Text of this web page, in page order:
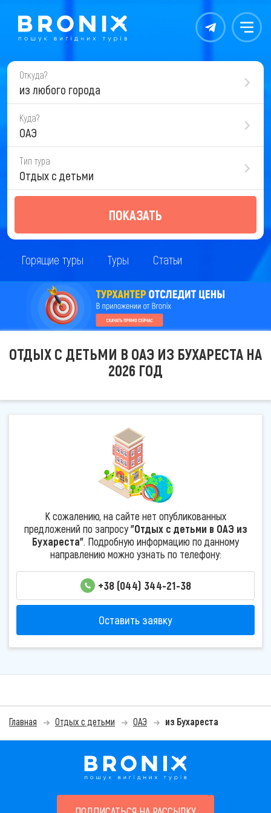
Контакты Меню
Откуда?
из любого города
Куда?
ОАЭ
Тип тура
Отдых с детьми
ПОКАЗАТЬ
Горящие туры Туры Статьи
ОТДЫХ С ДЕТЬМИ В ОАЭ ИЗ БУХАРЕСТА НА
2026 ГОД
К сожалению, на сайте нет опубликованных
предложений по запросу"Отдых с детьми в ОАЭ из
Бухареста". Подробную информацию по данному
направлению можно узнать по телефону:
+38 (044) 344-21-38
Оставить заявку
Главная Отдых с детьми ОАЭ из Бухареста